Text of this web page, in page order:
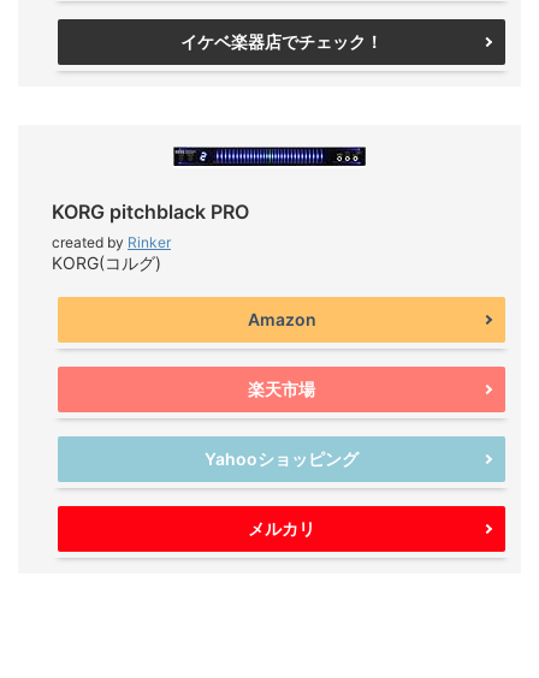
イケベ楽器店でチェック！
KORG pitchblack PRO
created by Rinker
KORG(コルグ)
Amazon
楽天市場
Yahooショッピング
メルカリ